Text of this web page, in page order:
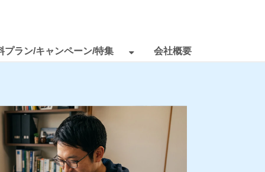
プラン/キャンペーン/特集 会社概要